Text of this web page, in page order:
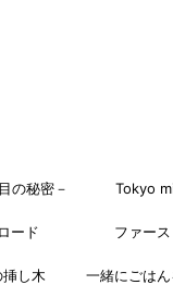
の秘密－ Tokyo
ード ファー
し木 一緒にごは